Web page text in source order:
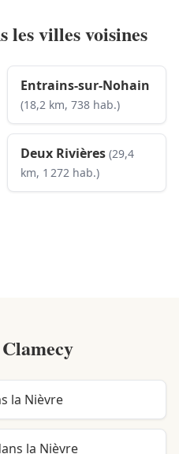
les villes voisines
Entrains-sur-Nohain
(18,2 km, 738 hab.)
Deux Rivières (29,4
km, 1 272 hab.)
Clamecy
la Nièvre
la Nièvre